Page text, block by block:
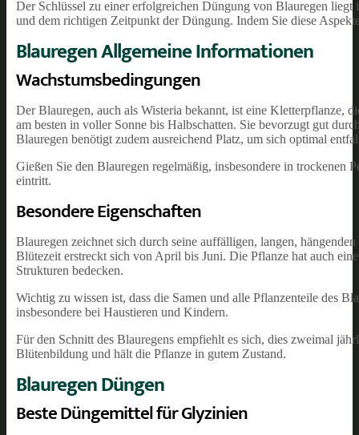
Der Schlüssel zu einer erfolgreichen Düngung von Blauregen
und dem richtigen Zeitpunkt der Düngung. Indem Sie diese
Blauregen Allgemeine Informationen
Wachstumsbedingungen
Der Blauregen, auch als Wisteria bekannt, ist eine Kletterpflanze,
am besten in voller Sonne bis Halbschatten. Sie bevorzugt gut
Blauregen benötigt zudem ausreichend Platz, um sich optimal
Gießen Sie den Blauregen regelmäßig, insbesondere in trockenen
eintritt.
Besondere Eigenschaften
Blauregen zeichnet sich durch seine auffälligen, langen,
Blütezeit erstreckt sich von April bis Juni. Die Pflanze hat auch
Strukturen bedecken.
Wichtig zu wissen ist, dass die Samen und alle Pflanzenteile des
insbesondere bei Haustieren und Kindern.
Für den Schnitt des Blauregens empfiehlt es sich, dies zweimal
Blütenbildung und hält die Pflanze in gutem Zustand.
Blauregen Düngen
Beste Düngemittel für Glyzinien